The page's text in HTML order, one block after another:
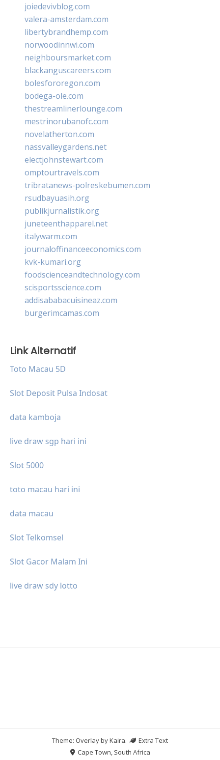
joiedevivblog.com
valera-amsterdam.com
libertybrandhemp.com
norwoodinnwi.com
neighboursmarket.com
blackanguscareers.com
bolesfororegon.com
bodega-ole.com
thestreamlinerlounge.com
mestrinorubanofc.com
novelatherton.com
nassvalleygardens.net
electjohnstewart.com
omptourtravels.com
tribratanews-polreskebumen.com
rsudbayuasih.org
publikjurnalistik.org
juneteenthapparel.net
italywarm.com
journaloffinanceeconomics.com
kvk-kumari.org
foodscienceandtechnology.com
scisportsscience.com
addisababacuisineaz.com
burgerimcamas.com
Link Alternatif
Toto Macau 5D
Slot Deposit Pulsa Indosat
data kamboja
live draw sgp hari ini
Slot 5000
toto macau hari ini
data macau
Slot Telkomsel
Slot Gacor Malam Ini
live draw sdy lotto
Theme: Overlay byKaira.
Extra Text
Cape Town, South Africa